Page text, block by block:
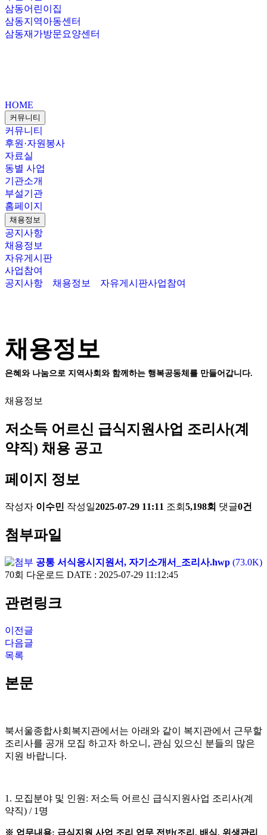
삼동어린이집
삼동지역아동센터
삼동재가방문요양센터
HOME
커뮤니티
커뮤니티
후원·자원봉사
자료실
동별 사업
기관소개
부설기관
홈페이지
채용정보
공지사항
채용정보
자유게시판
사업참여
공지사항
채용정보 자유게시판사업참여
채용정보
은혜와 나눔으로 지역사회와 함께하는 행복공동체를 만들어갑니다.
채용정보
저소득 어르신 급식지원사업 조리사(계
약직) 채용 공고
페이지 정보
작성자 이수민 작성일2025-07-29 11:11 조회 5,198회 댓글0건
첨부파일
공통 서식응시지원서, 자기소개서_조리사.hwp (73.0K)
70회 다운로드 DATE : 2025-07-29 11:12:45
관련링크
이전글
다음글
목록
본문
북서울종합사회복지관에서는 아래와 같이 복지관에서 근무할
조리사를 공개 모집 하고자 하오니 , 관심 있으신 분들의 많은
지원 바랍니다.
1. 모집분야 및 인원 : 저소득 어르신 급식지원사업 조리사(계
약직) / 1 명
※ 업무내용: 급식지원 사업 조리 업무 전반(조리 , 배식, 위생관리